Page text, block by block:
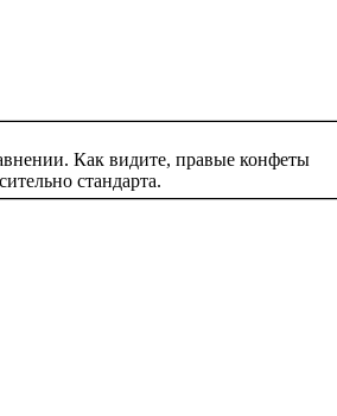
Как видите, правые конфеты
стандарта.